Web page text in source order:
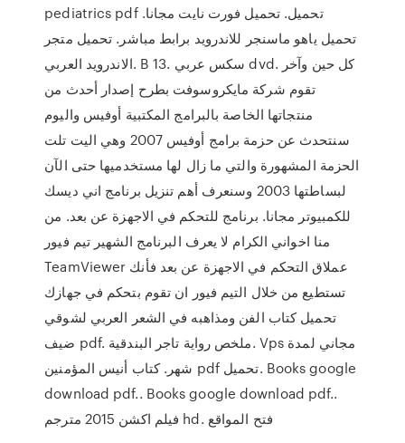
pediatrics pdf تحميل. تحميل فورت نايت مجانا.
تحميل ياهو ماسنجر للاندرويد برابط مباشر. تحميل متجر
الاندرويد العربي. B 13. سكس عربي dvd. كل حين وآخر
تقوم شركة مايكروسوفت بطرح إصدار أحدث من
منتجاتها الخاصة بالبرامج المكتبية أوفيس واليوم
سنتحدث عن حزمة برامج أوفيس 2007 وهي اليت تلت
الحزمة المشهورة والتي ما زال لها مستخدميها حتى الآن
لبساطتها 2003 وسنعرف أهم تنزيل برنامج اني ديسك
للكمبيوتر مجانا. برنامج للتحكم في الاجهزة عن بعد. من
منا اخواني الكرام لا يعرف البرنامج الشهير تيم فيور
TeamViewer عملاق التحكم في الاجهزة عن بعد فأنك
تستطيع من خلال التيم فيور ان تقوم بتحكم في جهازك
تحميل كتاب الفن ومذاهبه في الشعر العربي لشوقي
ضيف pdf. ملخص رواية تاجر البندقية. Vps مجاني لمدة
شهر. كتاب أنيس المؤمنين pdf تحميل. Books google
download pdf.. Books google download pdf..
فيلم اكشن 2015 مترجم hd. فتح المواقع